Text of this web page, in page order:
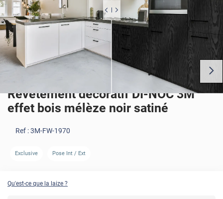
Revêtement décoratif DI-NOC 3M
effet bois mélèze noir satiné
Ref :3M-FW-1970
Exclusive Pose Int / Ext
Qu'est-ce que la laize ?